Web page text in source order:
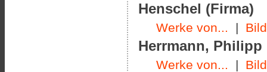
Henschel (Firma)
Werke von... |
Herrmann, Philipp
Werke von... |